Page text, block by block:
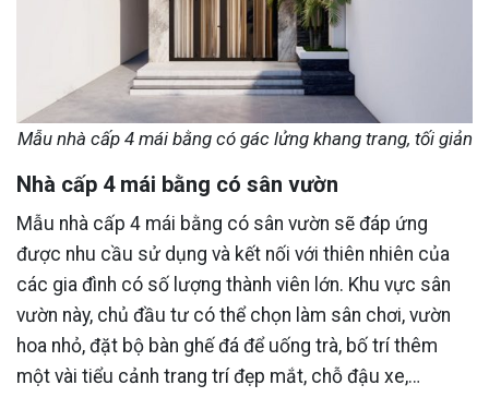
Mẫu nhà cấp 4 mái bằng có gác lửng khang trang, tối giản
Nhà cấp 4 mái bằng có sân vườn
Mẫu nhà cấp 4 mái bằng có sân vườn sẽ đáp ứng
được nhu cầu sử dụng và kết nối với thiên nhiên của
các gia đình có số lượng thành viên lớn. Khu vực sân
vườn này, chủ đầu tư có thể chọn làm sân chơi, vườn
hoa nhỏ, đặt bộ bàn ghế đá để uống trà, bố trí thêm
một vài tiểu cảnh trang trí đẹp mắt, chỗ đậu xe,…